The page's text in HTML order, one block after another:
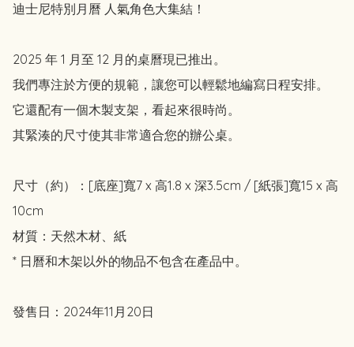
迪士尼特別月曆 人氣角色大集結！
2025 年 1 月至 12 月的桌曆現已推出。
我們專注於方便的規範，讓您可以輕鬆地編寫日程安排。
它還配有一個木製支架，看起來很時尚。
其緊湊的尺寸使其非常適合您的辦公桌。
尺寸（約）：[底座]寬7 x 高1.8 x 深3.5cm / [紙張]寬15 x 高
10cm
材質：天然木材、紙
* 日曆和木架以外的物品不包含在產品中。
發售日：2024年11月20日